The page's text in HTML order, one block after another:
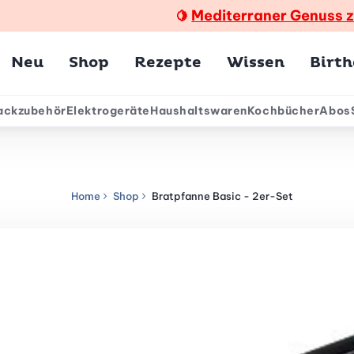
🍋 Mediterraner Genuss
Neu Shop Rezepte Wissen
ElektrogeräteHaushaltswarenKochbücherAbos
Home Shop Bratpfanne Basic - 2er-Set